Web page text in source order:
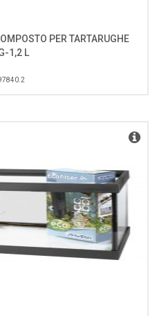
PER TARTARUGHE
1,2 L